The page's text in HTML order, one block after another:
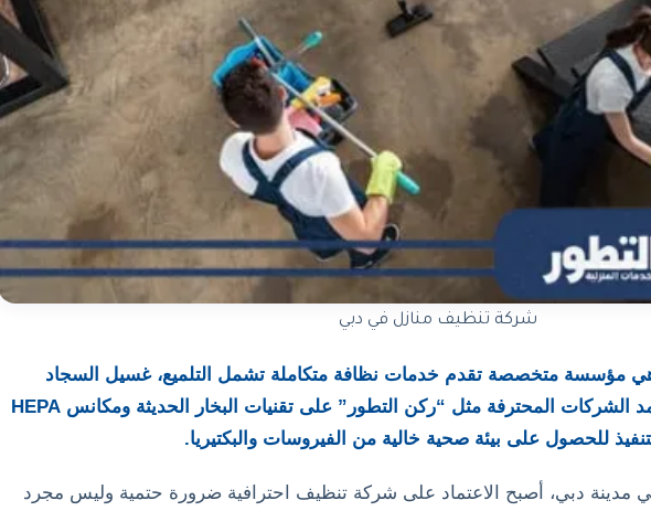
شركة تنظيف منازل في دبي
مؤسسة متخصصة تقدم خدمات نظافة متكاملة تشمل التلميع، غسيل السجاد
والكنب، وتعقيم الأسطح. وتعتمد الشركات المحترفة مثل “ركن التطور” على تقنيات البخار الحديثة ومكانس HEPA
للحصول على بيئة صحية خالية من الفيروسات والبكتيريا.
مدينة دبي، أصبح الاعتماد على شركة تنظيف احترافية ضرورة حتمية وليس مجرد